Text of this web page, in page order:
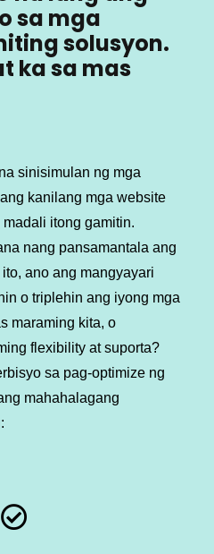
sa mga
solusyon.
ka sa mas
sinisimulan ng mga
kanilang mga website
itong gamitin.
nang pansamantala ang
ano ang mangyayari
o triplehin ang iyong mga
maraming kita, o
flexibility at suporta?
sa pag-optimize ng
mahahalagang